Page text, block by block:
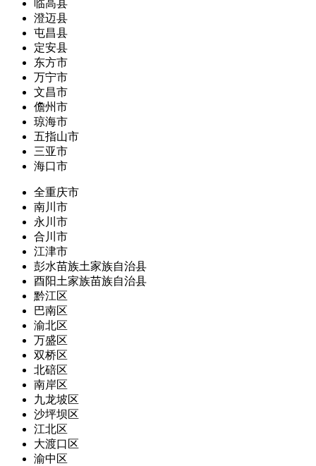
临高县
澄迈县
屯昌县
定安县
东方市
万宁市
文昌市
儋州市
琼海市
五指山市
三亚市
海口市
全重庆市
南川市
永川市
合川市
江津市
彭水苗族土家族自治县
酉阳土家族苗族自治县
黔江区
巴南区
渝北区
万盛区
双桥区
北碚区
南岸区
九龙坡区
沙坪坝区
江北区
大渡口区
渝中区